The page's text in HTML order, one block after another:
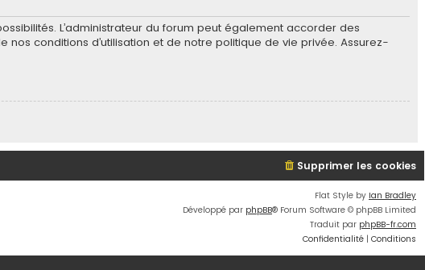
L’administrateur du forum peut également accorder des
conditions d’utilisation et de notre politique de vie privée. Assurez-
Supprimer les cookies
Flat Style by Ian Bradley
Développé par phpBB® Forum Software © phpBB Limited
Traduit par phpBB-fr.com
Confidentialité | Conditions